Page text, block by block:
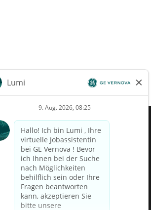
für Kandidaten
Brasilien (Relatório de Transparência